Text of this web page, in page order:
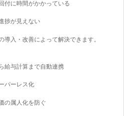
付に時間がかかっている
捗が見えない
導入・改善によって解決できます。
給与計算まで自動連携
パーレス化
の属人化を防ぐ